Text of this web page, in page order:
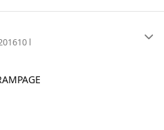
10 l